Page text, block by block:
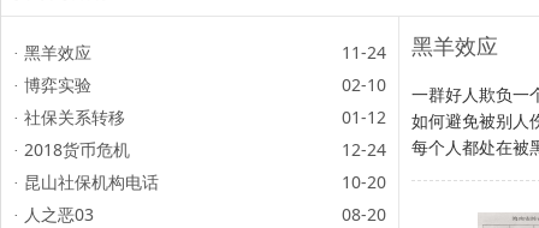
· 黑羊效应 11-24
· 博弈实验 02-10
· 社保关系转移 01-12
· 2018货币危机 12-24
· 昆山社保机构电话 10-20
· 人之恶03 08-20
黑羊效应
一群好人欺负一
如何避免被别人
每个人都处在被